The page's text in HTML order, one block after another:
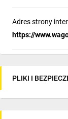
Adres strony
https://
PLIKI I